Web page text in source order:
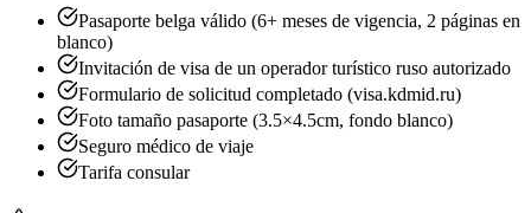
Pasaporte belga válido (6+ meses de vigencia, 2 páginas en
blanco)
Invitación de visa de un operador turístico ruso autorizado
Formulario de solicitud completado (visa.kdmid.ru)
Foto tamaño pasaporte (3.5×4.5cm, fondo blanco)
Seguro médico de viaje
Tarifa consular